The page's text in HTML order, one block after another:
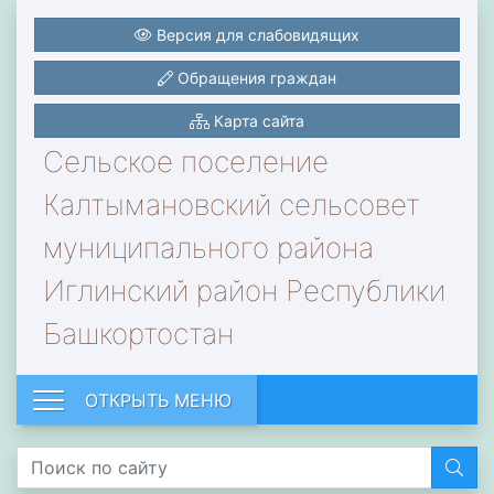
Сельское поселение
Калтымановский сельсовет
муниципального района
Иглинский район Республики
Башкортостан
Версия для слабовидящих
Обращения граждан
Карта сайта
ОТКРЫТЬ МЕНЮ